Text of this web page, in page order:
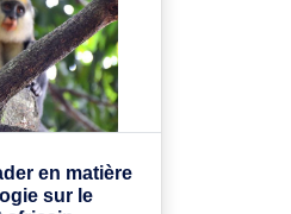
en matière
sur le